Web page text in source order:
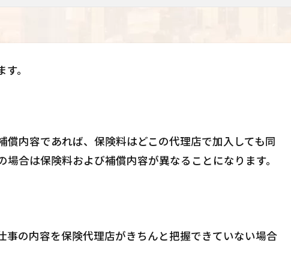
。
償内容であれば、保険料はどこの代理店で加入しても同
場合は保険料および補償内容が異なることになります。
の内容を保険代理店がきちんと把握できていない場合